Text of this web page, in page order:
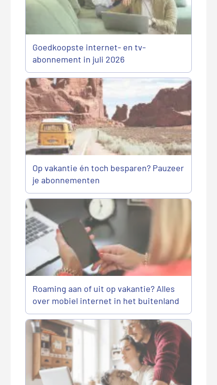
Goedkoopste internet- en tv-
abonnement in juli 2026
Op vakantie én toch besparen? Pauzeer
je abonnementen
Roaming aan of uit op vakantie? Alles
over mobiel internet in het buitenland